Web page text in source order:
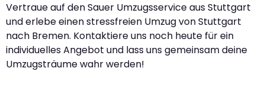
Vertraue auf den Sauer Umzugsservice aus Stuttgart
und erlebe einen stressfreien Umzug von Stuttgart
nach Bremen. Kontaktiere uns noch heute für ein
individuelles Angebot und lass uns gemeinsam deine
Umzugsträume wahr werden!